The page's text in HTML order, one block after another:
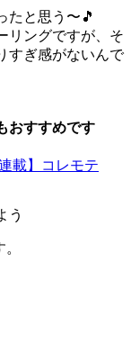
たと思う〜🎵
リングですが、そ
すぎ感がないんで
おすすめです
載】コレモテ
う